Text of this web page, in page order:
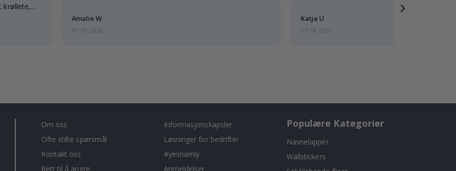
krøllete,
Amalie W
07.08.2026
Katja U
07.08.2026
Om oss
Ofte stilte spørsmål
Kontakt oss
Rett til å angre
Informasjonskapsler
Løsninger for bedrifter
#yesnamly
Anmeldelser
Populære Kategorier
Navnelapper
Wallstickers